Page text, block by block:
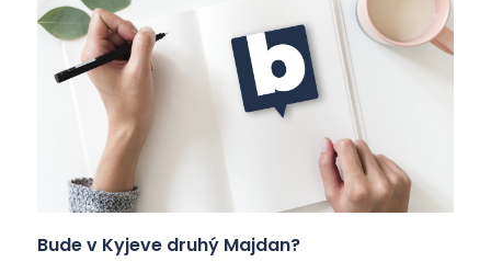
Bude v Kyjeve druhý Majdan?